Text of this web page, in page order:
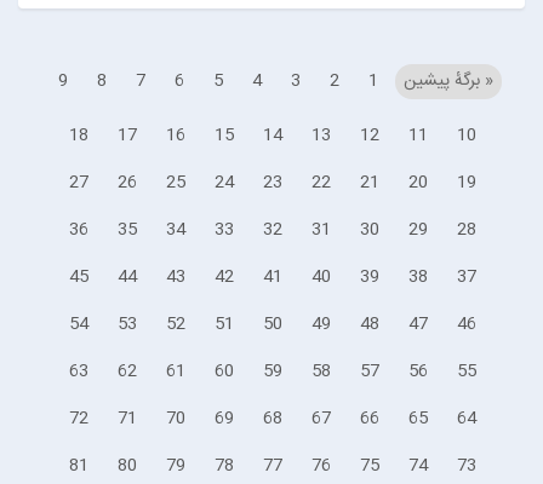
« برگه‌ٔ پیشین 1
2
3
4
5
6
7
8
9
10
11
12
13
14
15
16
17
18
19
20
21
22
23
24
25
26
27
28
29
30
31
32
33
34
35
36
37
38
39
40
41
42
43
44
45
46
47
48
49
50
51
52
53
54
55
56
57
58
59
60
61
62
63
64
65
66
67
68
69
70
71
72
73
74
75
76
77
78
79
80
81